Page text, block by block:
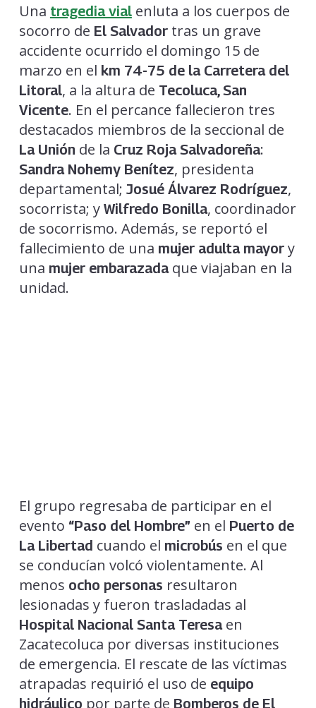
Una tragedia vialenluta a los cuerpos de
socorro de El Salvadortras un grave
accidente ocurrido el domingo 15 de
marzo en el km 74-75 de la Carretera del
Litoral, a la altura de Tecoluca, San
Vicente. En el percance fallecieron tres
destacados miembros de la seccional de
La Unión de la Cruz Roja Salvadoreña:
Sandra Nohemy Benítez, presidenta
departamental; Josué Álvarez Rodríguez,
socorrista; y Wilfredo Bonilla, coordinador
de socorrismo. Además, se reportó el
fallecimiento de una mujer adulta mayory
una mujer embarazadaque viajaban en la
unidad.
El grupo regresaba de participar en el
evento “Paso del Hombre” en el Puerto de
La Libertad cuando el microbús en el que
se conducían volcó violentamente. Al
menos ocho personas resultaron
lesionadas y fueron trasladadas al
Hospital Nacional Santa Teresaen
Zacatecoluca por diversas instituciones
de emergencia. El rescate de las víctimas
atrapadas requirió el uso de equipo
hidráulico por parte de Bomberos de El